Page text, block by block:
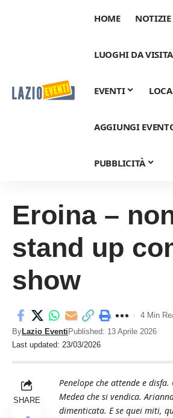
HOME NOTIZIE
LUOGHI DA
EVENTI
AGGIUNGI
PUBBLICITÀ
Eroina –
stand up
show
Last updated: 23/03/2026
ByLazio Eventi Published: 13 Aprile 2026
4 Min
SHARE
Penelope che attende e
Medea che si vendica.
dimenticata. E se quei miti,